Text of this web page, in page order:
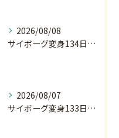
2026/08/08
サイボーグ変身134日目.ゾロ目.お盆休み.甲子園.佐野日大.麦倉監督37年振り白星.柔道インターハイ.2歳ダリア賞.GⅢ.エルムS. GⅢ.レパードS. GⅢ.CBC賞.応援印…土曜の朝〜
2026/08/07
サイボーグ変身133日目.広島.原爆.81年.インターハイ初日.金曜の朝〜